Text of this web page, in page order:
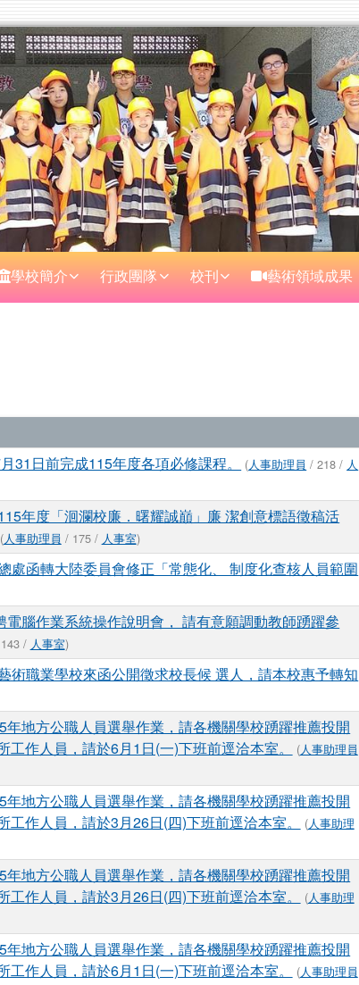
學校簡介 行政團隊 校刊 藝術領域成果
31日前完成115年度各項必修課程。 (人事助理員 / 218 / 人
年度「洄瀾校廉．曙耀誠巔」廉 潔創意標語徵稿活
(人事助理員 / 175 / 人事室)
處函轉大陸委員會修正「常態化、 制度化查核人員範圍
電腦作業系統操作說明會， 請有意願調動教師踴躍參
/ 人事室)
術職業學校來函公開徵求校長候 選人，請本校惠予轉知
年地方公職人員選舉作業，請各機關學校踴躍推薦投開
作人員，請於6月1日(一)下班前逕洽本室。
(人事助理員
年地方公職人員選舉作業，請各機關學校踴躍推薦投開
作人員，請於3月26日(四)下班前逕洽本室。
(人事助理
年地方公職人員選舉作業，請各機關學校踴躍推薦投開
作人員，請於3月26日(四)下班前逕洽本室。
(人事助理
年地方公職人員選舉作業，請各機關學校踴躍推薦投開
作人員，請於6月1日(一)下班前逕洽本室。
(人事助理員